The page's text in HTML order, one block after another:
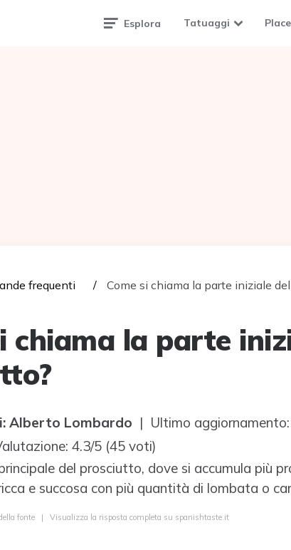
Esplora Tatuaggi
frequenti Come si chiama la parte iniziale
chiama la parte
Alberto Lombardo | Ultimo
4.3/5 (45 voti)
del prosciutto, dove si accumula più
e succosa con più quantità di lombata o
fonte | Visualizza la risposta completa su spanishtaste.it